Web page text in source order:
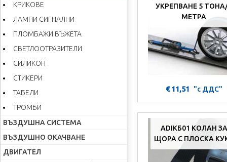
КРИКОВЕ
ЛАМПИ СИГНАЛНИ
ПЛОМБАЖИ ВЪЖЕТА
СВЕТЛООТРАЗИТЕЛИ
СИЛИКОН
СТИКЕРИ
ТАБЕЛИ
ТРОМБИ
ВЪЗДУШНА СИСТЕМА
ВЪЗДУШНО ОКАЧВАНЕ
ДВИГАТЕЛ
УКРЕПВАНЕ 5
МЕТРА
€ 11,51 "с ДДС"
ADIКБ01 КОЛАН ЗА
ЩОРА С ПЛОСКА